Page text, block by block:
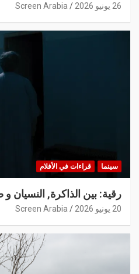
26 يونيو 2026 Screen Arabia
سينما قراءات في الأفلام
رقية: بين الذاكرة, النسيان
20 يونيو 2026 Screen Arabia